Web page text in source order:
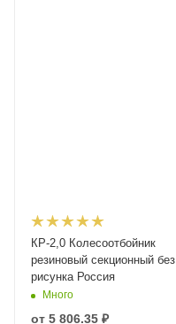
КР-2,0 Колесоотбойник
резиновый секционный без
рисунка Россия
Много
от 5 806.35 ₽